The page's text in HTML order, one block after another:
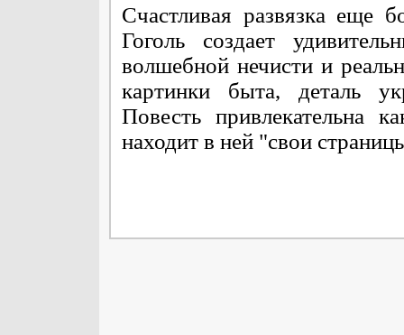
Счастливая развязка еще
Гоголь создает
волшебной нечисти и
картинки быта, деталь
Повесть привлекательна
находит в ней "свои